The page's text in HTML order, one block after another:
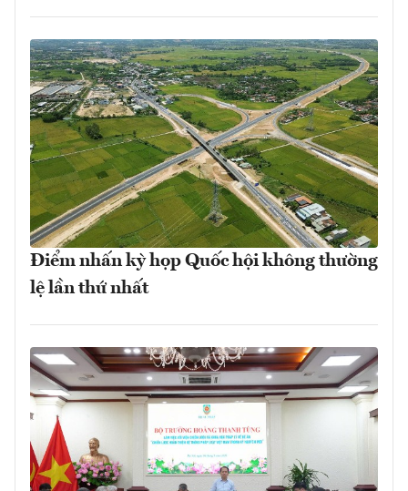
Điểm nhấn kỳ họp Quốc hội không thường
lệ lần thứ nhất